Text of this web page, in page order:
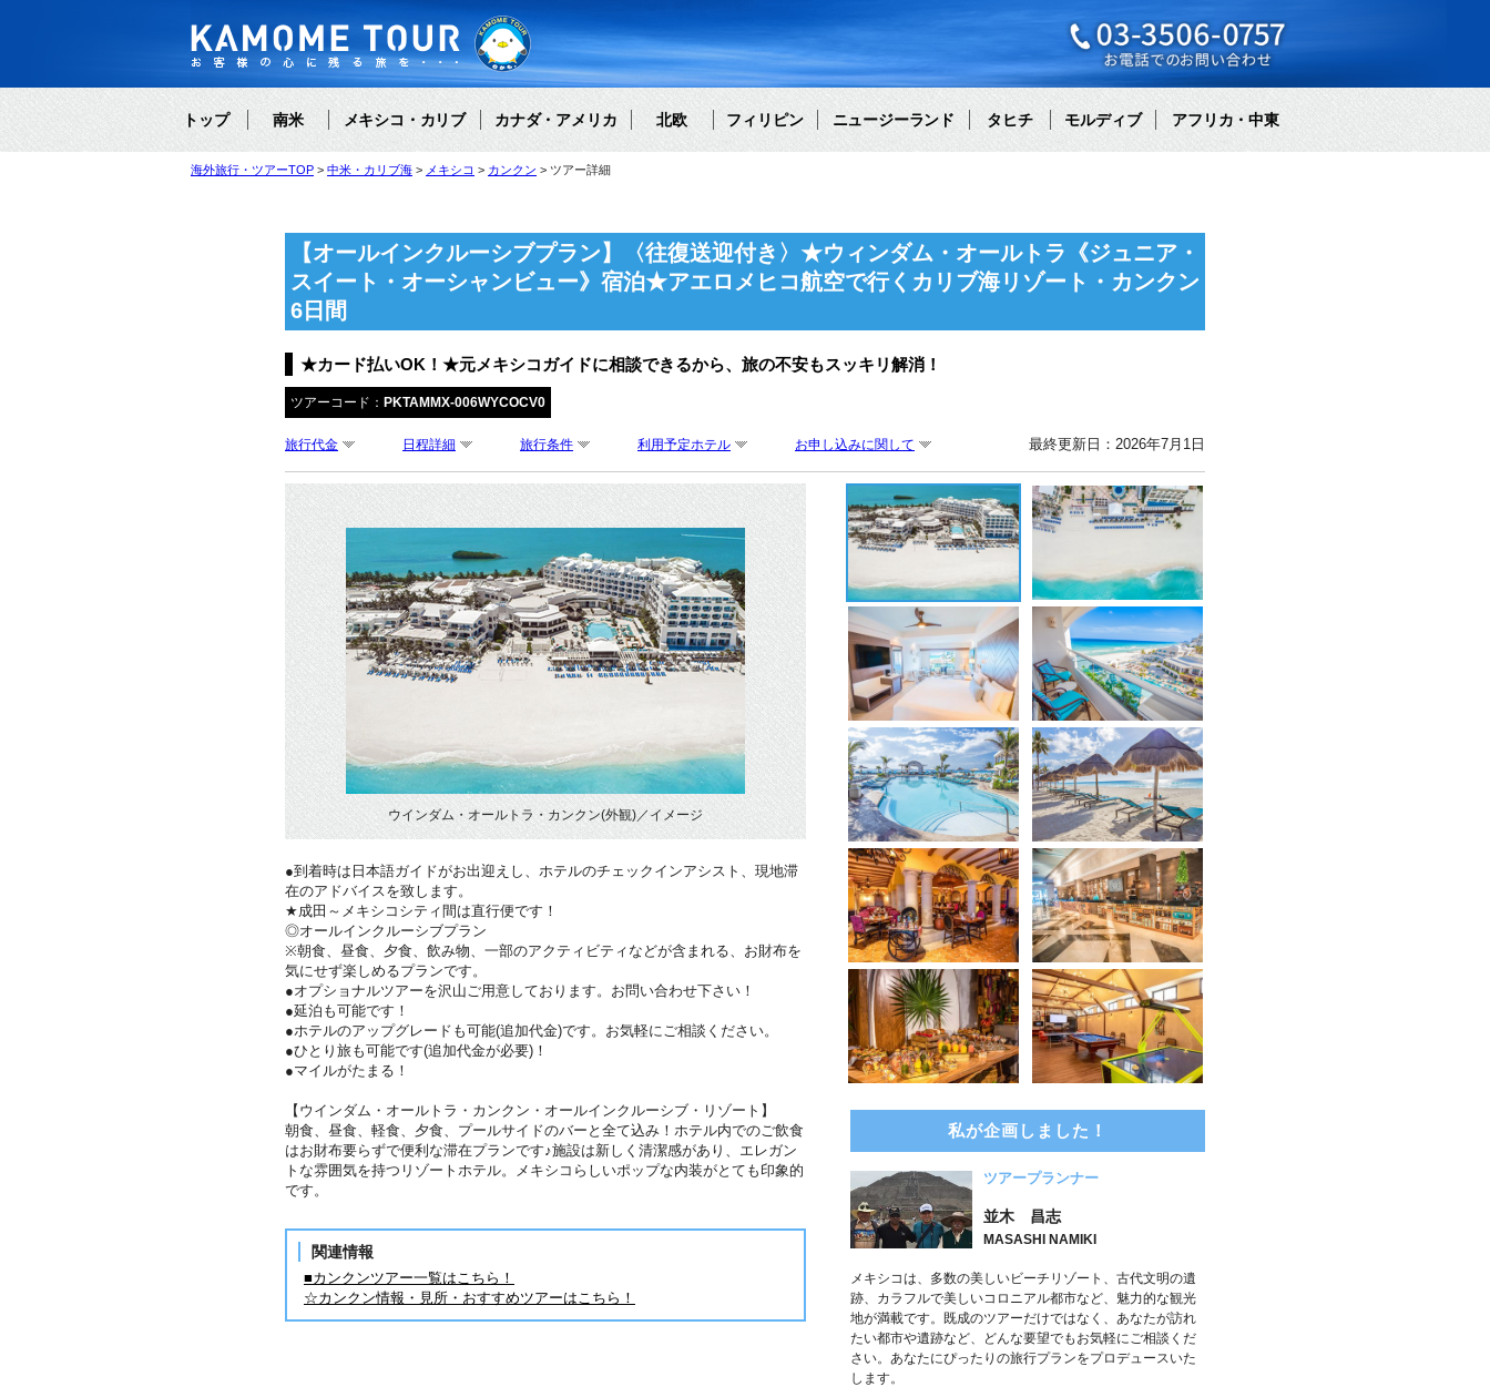
トップ 南米 メキシコ・カリブ カナダ・アメリカ 北欧 フィリピン ニュージーランド タヒチ モルディブ アフリカ・中東
海外旅行・ツアーTOP 中米・カリブ海 メキシコ カンクン ツアー詳細
【オールインクルーシブプラン】〈往復送迎付き〉★ウィンダム・オールトラ《ジュニア・
スイート・オーシャンビュー》宿泊★アエロメヒコ航空で行くカリブ海リゾート・カンクン
6日間
★カード払いOK！★元メキシコガイドに相談できるから、旅の不安もスッキリ解消！
ツアーコード： PKTAMMX-006WYCOCV0
旅行代金 日程詳細 旅行条件 利用予定ホテル お申し込みに関して 最終更新日：2026年7月1日
ウインダム・オールトラ・カンクン(外観)／イメージ
●到着時は日本語ガイドがお出迎えし、ホテルのチェックインアシスト、現地滞
在のアドバイスを致します。
★成田～メキシコシティ間は直行便です！
◎オールインクルーシブプラン
※朝食、昼食、夕食、飲み物、一部のアクティビティなどが含まれる、お財布を
気にせず楽しめるプランです。
●オプショナルツアーを沢山ご用意しております。お問い合わせ下さい！
●延泊も可能です！
●ホテルのアップグレードも可能(追加代金)です。お気軽にご相談ください。
●ひとり旅も可能です(追加代金が必要)！
●マイルがたまる！
【ウインダム・オールトラ・カンクン・オールインクルーシブ・リゾート】
朝食、昼食、軽食、夕食、プールサイドのバーと全て込み！ホテル内でのご飲食
はお財布要らずで便利な滞在プランです♪施設は新しく清潔感があり、エレガン
トな雰囲気を持つリゾートホテル。メキシコらしいポップな内装がとても印象的
です。
関連情報
■カンクンツアー一覧はこちら！
☆カンクン情報・見所・おすすめツアーはこちら！
私が企画しました！
ツアープランナー
並木 昌志
MASASHI NAMIKI
メキシコは、多数の美しいビーチリゾート、古代文明の遺
跡、カラフルで美しいコロニアル都市など、魅力的な観光
地が満載です。既成のツアーだけではなく、あなたが訪れ
たい都市や遺跡など、どんな要望でもお気軽にご相談くだ
さい。あなたにぴったりの旅行プランをプロデュースいた
します。